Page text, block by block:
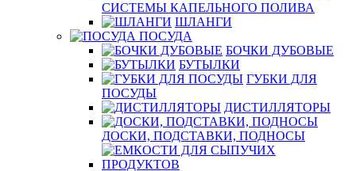
СИСТЕМЫ КАПЕЛЬНОГО ПОЛИВА
ШЛАНГИ
ПОСУДА
БОЧКИ ДУБОВЫЕ
БУТЫЛКИ
ГУБКИ ДЛЯ
ПОСУДЫ
ДИСТИЛЛЯТОРЫ
ДОСКИ, ПОДСТАВКИ, ПОДНОСЫ